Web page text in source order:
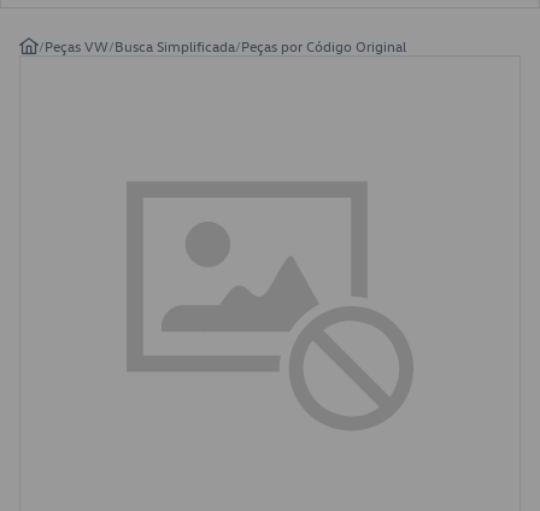
/Peças VW/Busca Simplificada/Peças por Código Original